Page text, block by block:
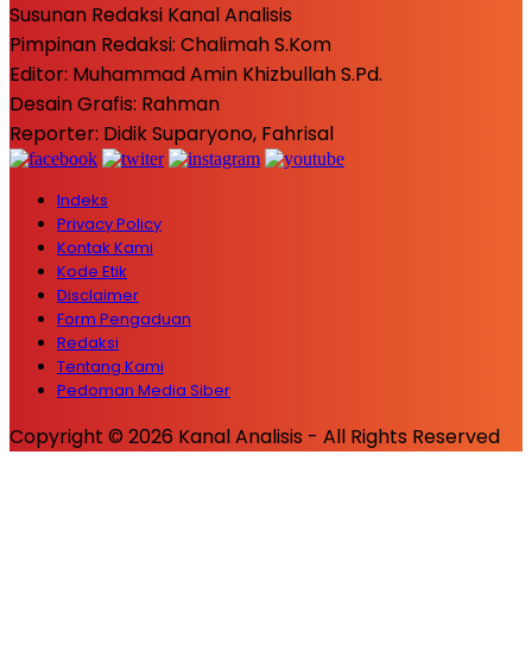
Susunan Redaksi Kanal Analisis
Pimpinan Redaksi: Chalimah S.Kom
Editor: Muhammad Amin Khizbullah S.Pd.
Desain Grafis: Rahman
Reporter: Didik Suparyono, Fahrisal
Indeks
Privacy Policy
Kontak Kami
Kode Etik
Disclaimer
Form Pengaduan
Redaksi
Tentang Kami
Pedoman Media Siber
Copyright © 2026 Kanal Analisis - All Rights Reserved